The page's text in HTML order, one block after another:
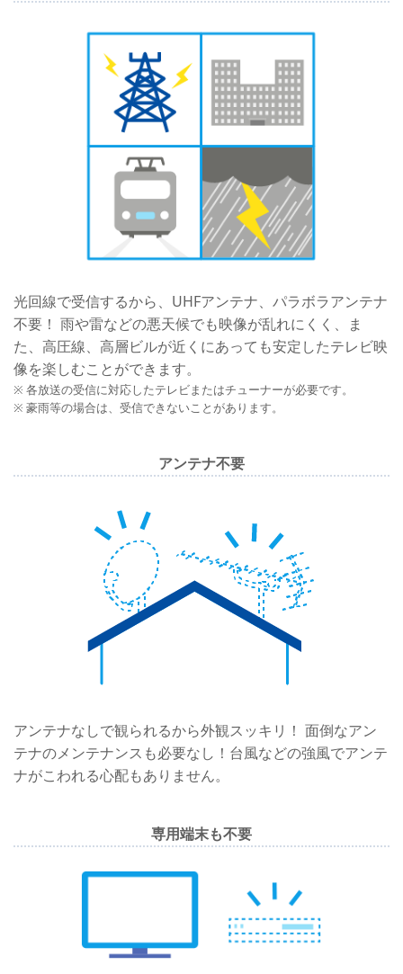
光回線で受信するから、UHFアンテナ、パラボラアンテナ
不要！ 雨や雷などの悪天候でも映像が乱れにくく、ま
た、高圧線、高層ビルが近くにあっても安定したテレビ映
像を楽しむことができます。
※ 各放送の受信に対応したテレビまたはチューナーが必要です。
※ 豪雨等の場合は、受信できないことがあります。
アンテナ不要
アンテナなしで観られるから外観スッキリ！ 面倒なアン
テナのメンテナンスも必要なし！台風などの強風でアンテ
ナがこわれる心配もありません。
専用端末も不要